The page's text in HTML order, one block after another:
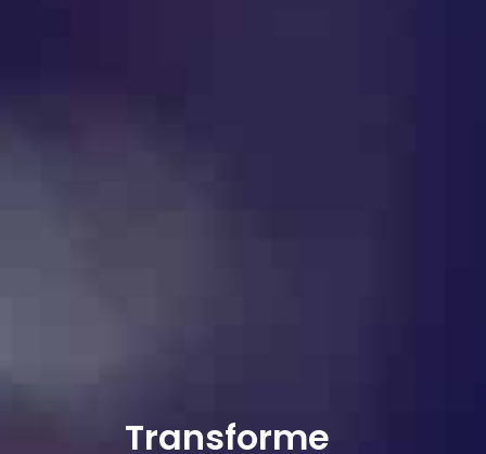
Transforme